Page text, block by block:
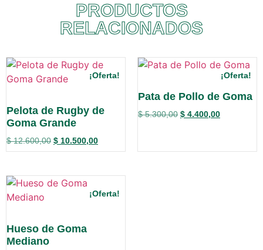
PRODUCTOS
RELACIONADOS
¡Oferta!
Pelota de Rugby de
Goma Grande
$12.600,00 $ 10.500,00
¡Oferta!
Pata de Pollo de Goma
$5.300,00 $ 4.400,00
¡Oferta!
Hueso de Goma
Mediano